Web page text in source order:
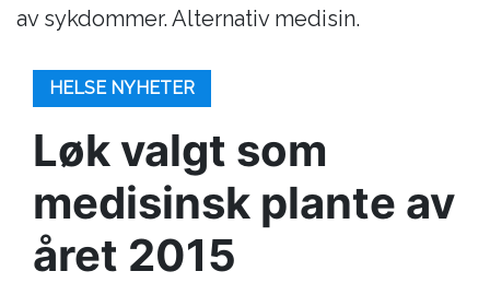
av sykdommer. Alternativ medisin.
HELSE NYHETER
Løk valgt som
medisinsk plante av
året 2015